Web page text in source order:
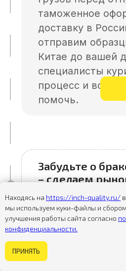
Находясь на https://inch-quality.ru/
мы используем куки-файлы и
улучшения работы сайта согласно
конфиденциальности.
ПРИНЯТЬ